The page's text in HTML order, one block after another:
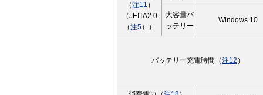
（注11 ）
（JEITA2.0
（注5））
大容量バ
ッテリー
Windows 10
バッテリー充電時間（注12 ）